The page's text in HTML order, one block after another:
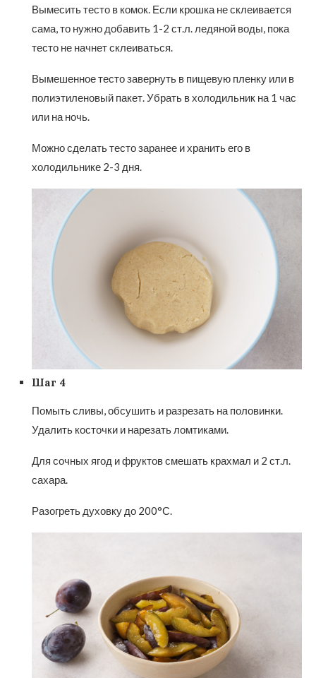
Вымесить тесто в комок. Если крошка не склеивается
сама, то нужно добавить 1-2 ст.л. ледяной воды, пока
тесто не начнет склеиваться.
Вымешенное тесто завернуть в пищевую пленку или в
полиэтиленовый пакет. Убрать в холодильник на 1 час
или на ночь.
Можно сделать тесто заранее и хранить его в
холодильнике 2-3 дня.
Шаг 4
Помыть сливы, обсушить и разрезать на половинки.
Удалить косточки и нарезать ломтиками.
Для сочных ягод и фруктов смешать крахмал и 2 ст.л.
сахара.
Разогреть духовку до 200°С.